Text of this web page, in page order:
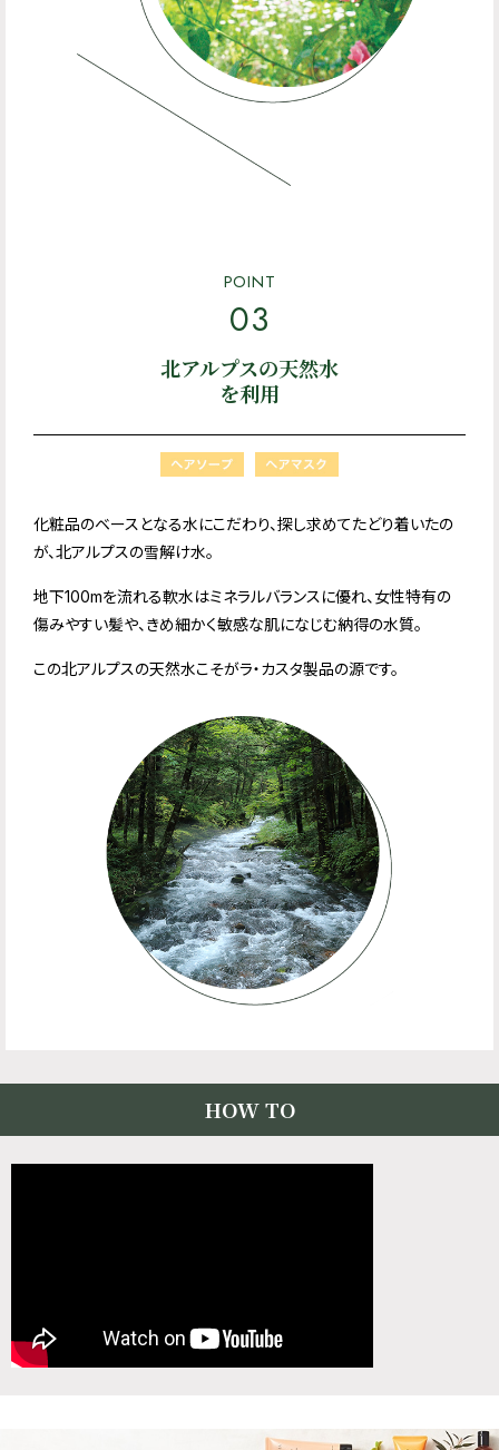
POINT
03
北アルプスの天然水
を利用
化粧品のベースとなる水にこだわり、探し求めてたどり着いたの
が、北アルプスの雪解け水。
地下100mを流れる軟水はミネラルバランスに優れ、女性特有の
傷みやすい髪や、きめ細かく敏感な肌になじむ納得の水質。
この北アルプスの天然水こそがラ・カスタ製品の源です。
HOW TO